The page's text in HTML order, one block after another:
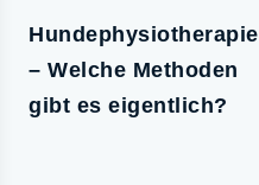
Hundephysiotherapie
– Welche Methoden
gibt es eigentlich?